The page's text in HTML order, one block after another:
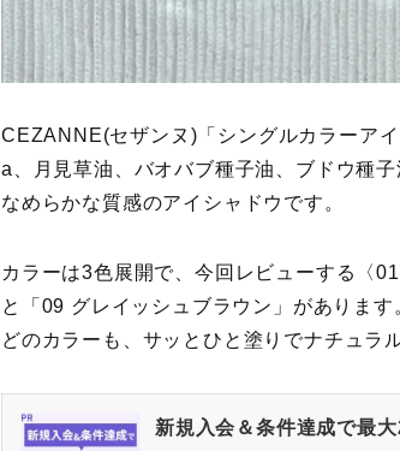
CEZANNE(セザンヌ)「シングルカラーア
a、月見草油、バオバブ種子油、ブドウ種
なめらかな質感のアイシャドウです。
カラーは3色展開で、今回レビューする〈
と「09 グレイッシュブラウン」があります
どのカラーも、サッとひと塗りでナチュ
新規入会＆条件達成で最